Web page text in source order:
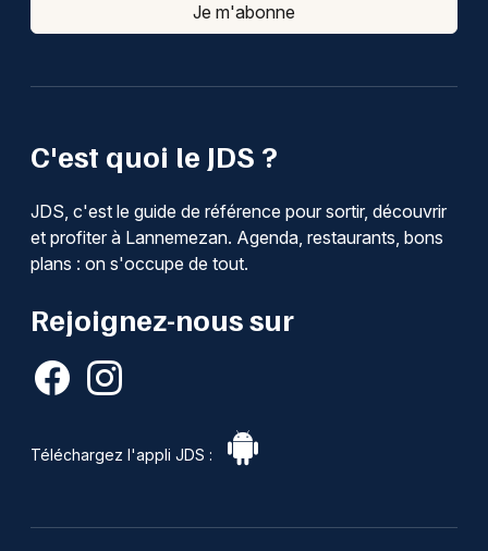
C'est quoi le JDS ?
JDS, c'est le guide de référence pour sortir, découvrir
et profiter à Lannemezan. Agenda, restaurants, bons
plans : on s'occupe de tout.
Rejoignez-nous sur
Téléchargez l'appli JDS :
Je m'abonne